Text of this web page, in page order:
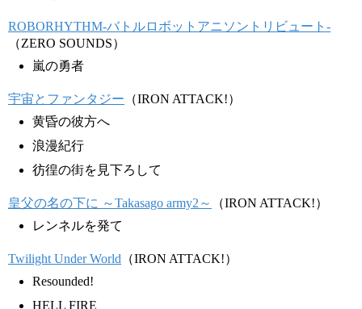
ROBORHYTHM-バトルロボットアニソントリビュート-
（ZERO SOUNDS）
嵐の勇者
宇宙とファンタジー （IRON ATTACK!）
黄昏の彼方へ
浪漫紀行
彷徨の街を見下ろして
皇父の名の下に ～Takasago army2～
（IRON ATTACK!）
レンネルを発て
Twilight Under World （IRON ATTACK!）
Resounded!
HELL FIRE